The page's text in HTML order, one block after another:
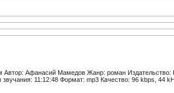
Афанасий Мамедов Жанр: роман Издательство:
11:12:48 Формат: mp3 Качество: 96 kbps, 44